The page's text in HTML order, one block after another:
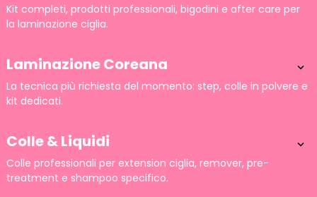
Kit completi, prodotti professionali, bigodini e after care per
la laminazione ciglia.
Laminazione Coreana 
La tecnica più richiesta del momento: step, colle in polvere e
kit dedicati.
Colle & Liquidi 
Colle professionali per extension ciglia, remover, pre-
treatment e shampoo specifico.